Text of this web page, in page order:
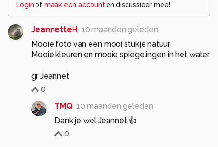
Loginof maak een account en discussieer mee!
JeannetteH 10 maanden geleden
Mooie foto van een mooi stukje natuur
Mooie kleuren en mooie spiegelingen in het water
gr Jeannet
0
TMQ 10 maanden geleden
Dank je wel Jeannet 👍
0